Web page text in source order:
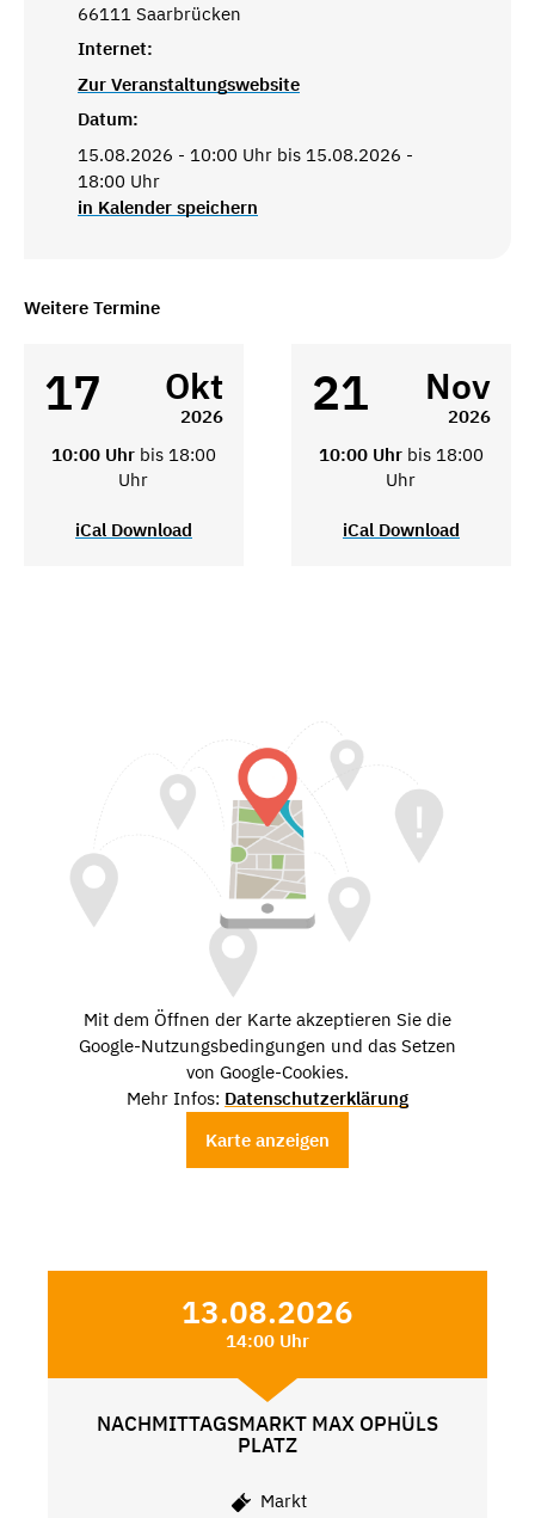
66111 Saarbrücken
Internet:
Zur Veranstaltungswebsite
Datum:
15.08.2026 - 10:00 Uhr bis 15.08.2026 -
18:00 Uhr
in Kalender speichern
Weitere Termine
17 Okt
2026
10:00 Uhr bis 18:00
Uhr
iCal Download
21 Nov
2026
10:00 Uhr bis 18:00
Uhr
iCal Download
Mit dem Öffnen der Karte akzeptieren Sie die
Google-Nutzungsbedingungen und das Setzen
von Google-Cookies.
Mehr Infos: Datenschutzerklärung
Karte anzeigen
13.08.2026
14:00 Uhr
NACHMITTAGSMARKT MAX OPHÜLS
PLATZ
Markt